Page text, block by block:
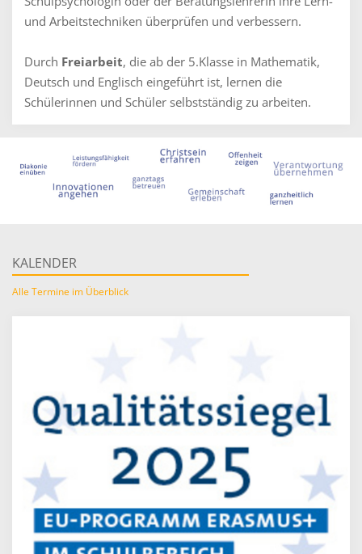
und Arbeitstechniken überprüfen und verbessern.
Durch Freiarbeit, die ab der 5.Klasse in Mathematik,
Deutsch und Englisch eingeführt ist, lernen die
Schülerinnen und Schüler selbstständig zu arbeiten.
KALENDER
Alle Termine im Überblick